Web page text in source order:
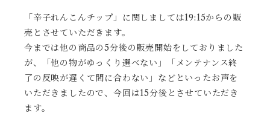
「辛子れんこんチップ」に関しましては19:15からの販
売とさせていただきます。
今までは他の商品の5分後の販売開始をしておりました
が、「他の物がゆっくり選べない」「メンテナンス終
了の反映が遅くて間に合わない」などといったお声を
いただきましたので、今回は15分後とさせていただき
ます。